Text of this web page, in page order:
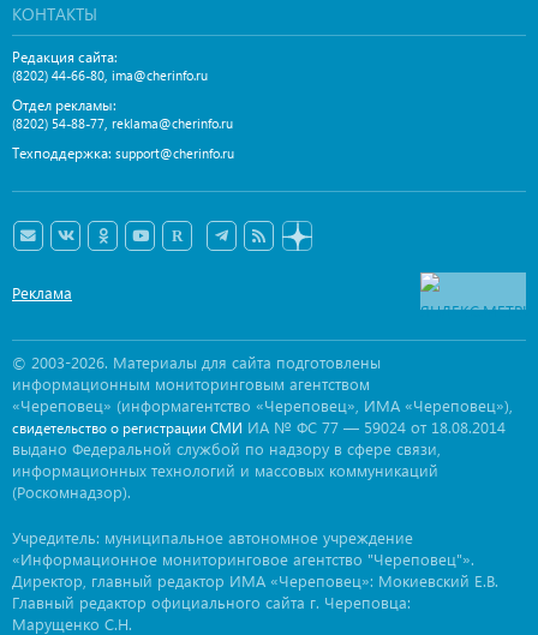
КОНТАКТЫ
Редакция сайта:
(8202) 44-66-80 ima@cherinfo.ru
Отдел рекламы:
(8202) 54-88-77 reklama@cherinfo.ru
Техподдержка: support@cherinfo.ru
Реклама
© 2003-2026. Материалы для сайта подготовлены
информационным мониторинговым агентством
«Череповец» (информагентство «Череповец», ИМА «Череповец»),
свидетельство о регистрации СМИ ИА № ФС 77 — 59024 от 18.08.2014
выдано Федеральной службой по надзору в сфере связи,
информационных технологий и массовых коммуникаций
(Роскомнадзор).
Учредитель: муниципальное автономное учреждение
«Информационное мониторинговое агентство "Череповец"».
Директор, главный редактор ИМА «Череповец»: Мокиевский Е.В.
Главный редактор официального сайта г. Череповца:
Марущенко С.Н.